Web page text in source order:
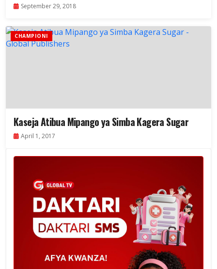
September 29, 2018
CHAMPIONI
Kaseja Atibua Mipango ya Simba Kagera Sugar
April 1, 2017